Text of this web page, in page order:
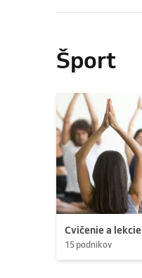
Šport
Cvičenie a lekcie
15 podnikov